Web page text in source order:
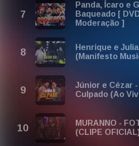
Sofrência 2025 - Musicas
(Playlist Sertanejo Mais Triste)
Panda, Ícaro e
Baqueado [
Moderação ]
Henrique e
(Manifesto
Júnior e Cézar
Culpado (Ao
MURANNO -
(CLIPE